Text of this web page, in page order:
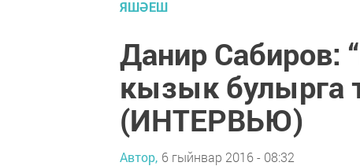
ЯШӘЕШ
Данир Сабиров:
кызык булырга
(ИНТЕРВЬЮ)
Автор, 6 гыйнвар 2016 - 08:32